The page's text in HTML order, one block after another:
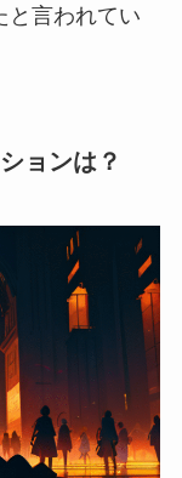
と言われてい
ョンは？